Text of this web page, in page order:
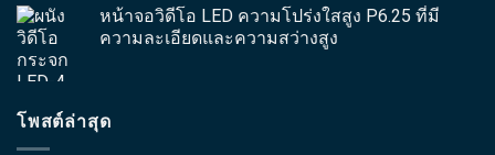
หน้าจอวิดีโอ LED ความโปร่งใสสูง P6.25 ที่มี
ความละเอียดและความสว่างสูง
โพสต์ล่าสุด